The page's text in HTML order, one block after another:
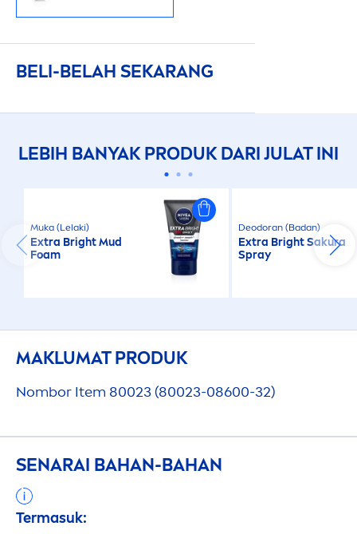
BELI-BELAH SEKARANG
LEBIH BANYAK PRODUK DARI JULAT INI
Muka (Lelaki)
Extra Bright Mud
Foam
Deodoran (Badan)
Extra Bright Sakura
Spray
MAKLUMAT PRODUK
Nombor Item 80023 (80023-08600-32)
SENARAI BAHAN-BAHAN
Termasuk: